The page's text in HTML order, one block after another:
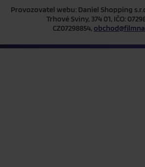
Provozovatel webu: Daniel Shopping
Trhové Sviny, 374 01, IČO:
CZ07298854,